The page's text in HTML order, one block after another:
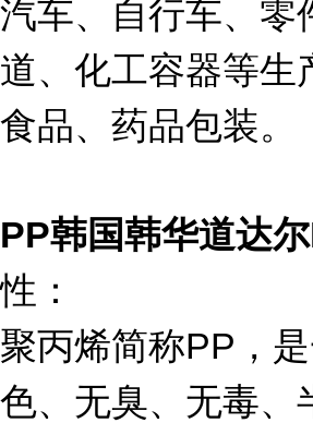
汽车、自行车、零
道、化工容器等生
食品、药品包装。
PP韩国韩华道达尔
性：
聚丙烯简称PP，
色、无臭、无毒、